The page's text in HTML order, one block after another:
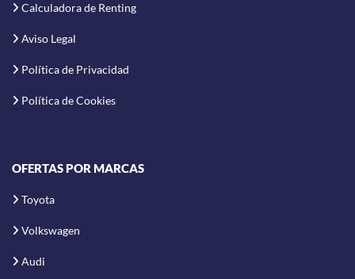
Calculadora de Renting
Aviso Legal
Política de Privacidad
Política de Cookies
OFERTAS POR MARCAS
Toyota
Volkswagen
Audi